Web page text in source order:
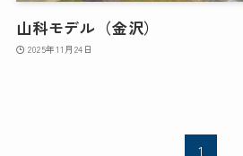
山科モデル（金沢）
2025年11月24日
1